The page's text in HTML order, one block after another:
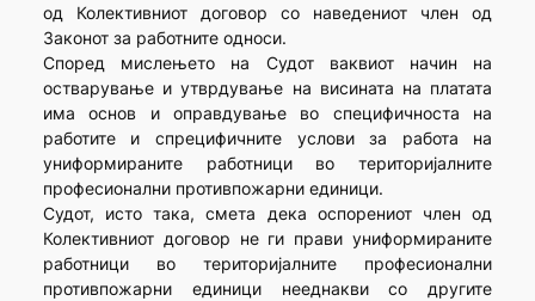
од Колективниот договор со наведениот член од
Законот за работните односи.
Според мислењето на Судот ваквиот начин на
остварување и утврдување на висината на платата
има основ и оправдување во специфичноста на
работите и спрецифичните услови за работа на
униформираните работници во територијалните
професионални противпожарни единици.
Судот, исто така, смета дека оспорениот член од
Колективниот договор не ги прави униформираните
работници во територијалните професионални
противпожарни единици нееднакви со другите